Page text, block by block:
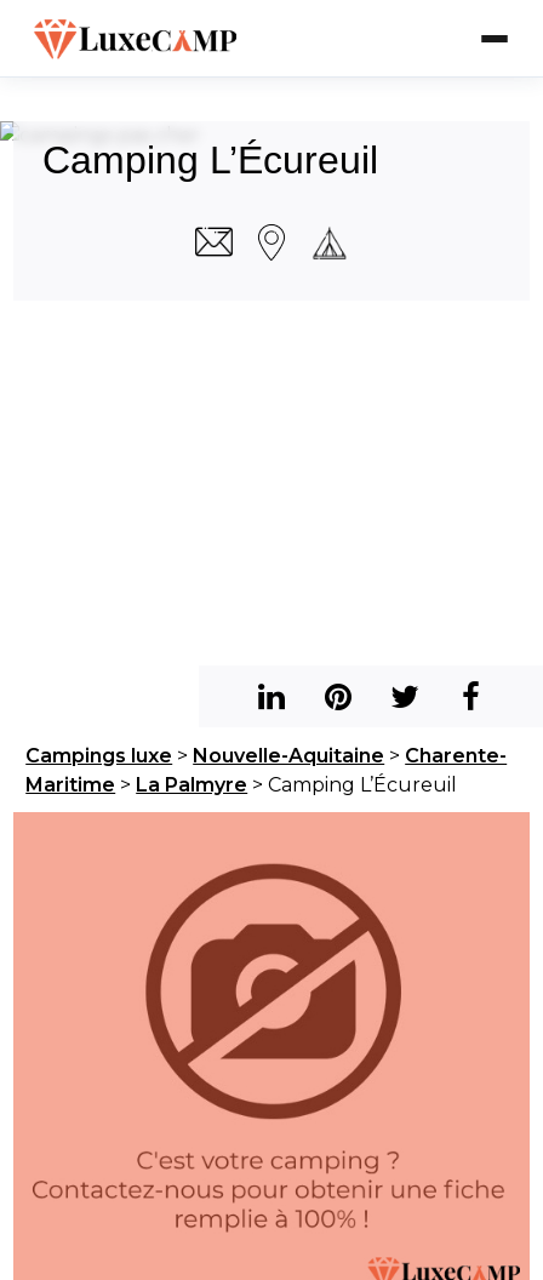
Camping L’Écureuil
Campings luxe > Nouvelle-Aquitaine > Charente-
Maritime > La Palmyre > Camping L’Écureuil